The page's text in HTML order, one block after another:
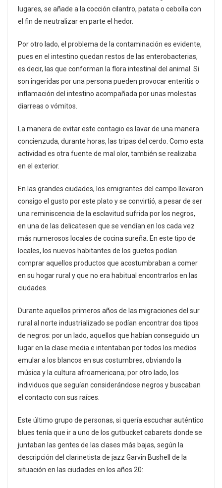
lugares, se añade a la cocción cilantro, patata o cebolla con
el fin de neutralizar en parte el hedor.
Por otro lado, el problema de la contaminación es evidente,
pues en el intestino quedan restos de las enterobacterias,
es decir, las que conforman la flora intestinal del animal. Si
son ingeridas por una persona pueden provocar enteritis o
inflamación del intestino acompañada por unas molestas
diarreas o vómitos.
La manera de evitar este contagio es lavar de una manera
concienzuda, durante horas, las tripas del cerdo. Como esta
actividad es otra fuente de mal olor, también se realizaba
en el exterior.
En las grandes ciudades, los emigrantes del campo llevaron
consigo el gusto por este plato y se convirtió, a pesar de ser
una reminiscencia de la esclavitud sufrida por los negros,
en una de las delicatesen que se vendían en los cada vez
más numerosos locales de cocina sureña. En este tipo de
locales, los nuevos habitantes de los guetos podían
comprar aquellos productos que acostumbraban a comer
en su hogar rural y que no era habitual encontrarlos en las
ciudades.
Durante aquellos primeros años de las migraciones del sur
rural al norte industrializado se podían encontrar dos tipos
de negros: por un lado, aquellos que habían conseguido un
lugar en la clase media e intentaban por todos los medios
emular a los blancos en sus costumbres, obviando la
música y la cultura afroamericana; por otro lado, los
individuos que seguían considerándose negros y buscaban
el contacto con sus raíces.
Este último grupo de personas, si quería escuchar auténtico
blues tenía que ir a uno de los gutbucket cabarets donde se
juntaban las gentes de las clases más bajas, según la
descripción del clarinetista de jazz Garvin Bushell de la
situación en las ciudades en los años 20: